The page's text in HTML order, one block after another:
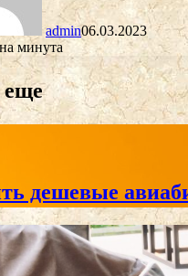
admin06.03.2023
минута
еще
дешевые